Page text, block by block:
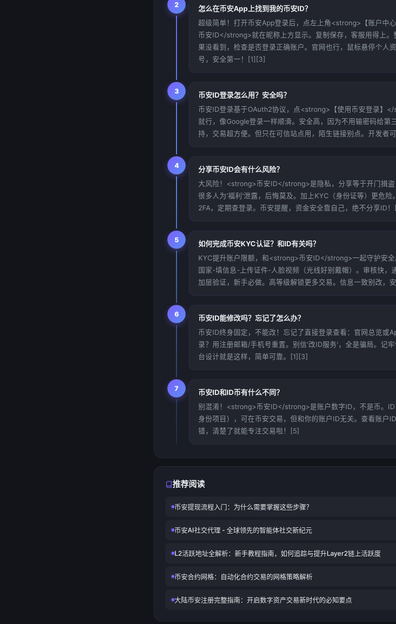
2 怎么在币安App上找到我的币安ID？
超级简单！打开币安App登录后，点左上角<strong>【账户中
币安ID</strong>就在昵称上方显示。复制保存，客服用得上。
果没看到，检查是否登录正确账户。官网也行，鼠标悬停个人
号，安全第一！[1][3]
3 币安ID登录怎么用？安全吗？
币安ID登录基于OAuth2协议，点<strong>【使用币安登录】
就行，像Google登录一样顺滑。安全高，因为不用输密码给第
持，交易超方便。但只在可信站点用，陌生链接别点。开发者
4 分享币安ID会有什么风险？
大风险！<strong>币安ID</strong>是隐私，分享等于开门揖盗
很多人为'福利'泄露，后悔莫及。加上KYC（身份证等）更危险
2FA，定期查登录。币安提醒，资金安全靠自己，绝不分享ID
5 如何完成币安KYC认证？和ID有关吗？
KYC提升账户限额，和<strong>币安ID</strong>一起守护安
国家-填信息-上传证件-人脸视频（光线好别戴帽）。审核快，
加层验证，新手必做。高等级解锁更多交易。信息一致别改，
6 币安ID能修改吗？忘记了怎么办？
币安ID终身固定，不能改！忘记了直接登录查看：官网总览或
录？用注册邮箱/手机号重置。别信'改ID服务'，全是骗局。记
台设计就是这样，简单可靠。[1][3]
7 币安ID和ID币有什么不同？
别混淆！<strong>币安ID</strong>是账户数字ID，不是币。
身份项目），可在币安交易，但和你的账户ID无关。查看账户
错，清楚了就能专注交易啦！[5]
推荐阅读
币安提现流程入门：为什么需要掌握这些步骤？
币安AI社交代理 - 全球领先的智能体社交新纪元
L2活跃地址全解析：新手教程指南，如何追踪与提升Layer2链上活跃度
币安合约网格：自动化合约交易的网格策略解析
大陆币安注册完整指南：开启数字资产交易新时代的必知要点